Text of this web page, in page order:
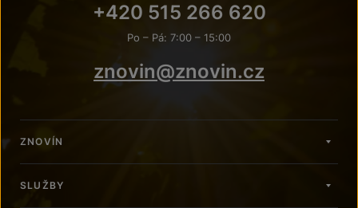
+420 515 266 620
Po – Pá: 7:00 – 15:00
znovin@znovin.cz
ZNOVÍN
SLUŽBY